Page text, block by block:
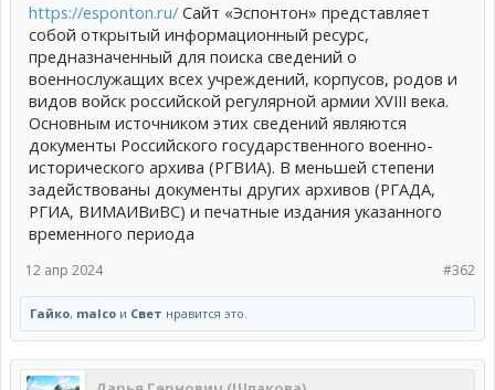
https://esponton.ru/ Сайт «Эспонтон» представляет
собой открытый информационный ресурс,
предназначенный для поиска сведений о
военнослужащих всех учреждений, корпусов, родов и
видов войск российской регулярной армии XVIII века.
Основным источником этих сведений являются
документы Российского государственного военно-
исторического архива (РГВИА). В меньшей степени
задействованы документы других архивов (РГАДА,
РГИА, ВИМАИВиВС) и печатные издания указанного
временного периода
#362
12 апр 2024
Гайко, malco и Свет нравится это.